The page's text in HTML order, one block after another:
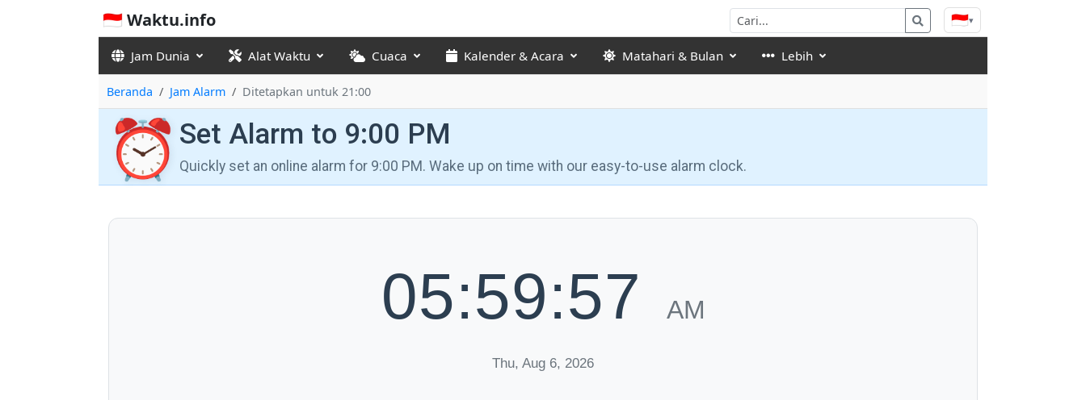
🇮🇩 Waktu.info 🇮🇩▾
Jam Dunia Alat Waktu Cuaca Kalender & Acara Matahari & Bulan Lebih
Beranda Jam Alarm Ditetapkan untuk 21:00
⏰ Set Alarm to 9:00 PM
Quickly set an online alarm for 9:00 PM. Wake up on time with our easy-to-use alarm clock.
05:59:58 AM
Thu, Aug 6, 2026